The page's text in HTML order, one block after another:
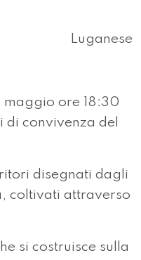
Luganese
maggio ore 18:30
di convivenza del
disegnati dagli
coltivati attraverso
si costruisce sulla